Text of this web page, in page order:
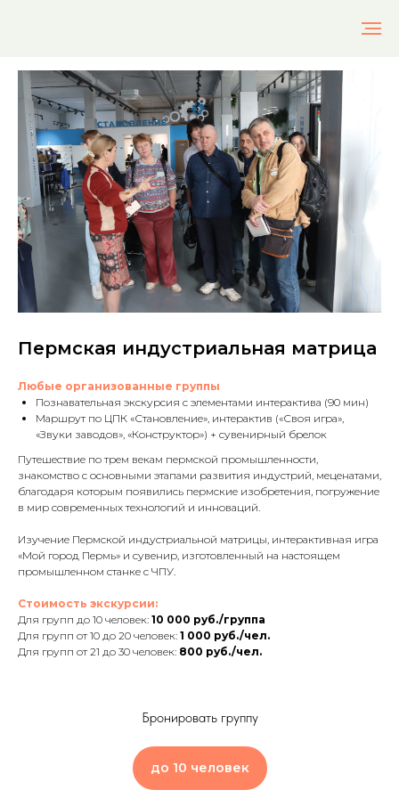
Пермская индустриальная матрица
Любые организованные группы
Познавательная экскурсия с элементами интерактива (90 мин)
Маршрут по ЦПК «Становление», интерактив («Своя игра»,
«Звуки заводов», «Конструктор») + сувенирный брелок
Путешествие по трем векам пермской промышленности,
знакомство с основными этапами развития индустрий, меценатами,
благодаря которым появились пермские изобретения, погружение
в мир современных технологий и инноваций.
Изучение Пермской индустриальной матрицы, интерактивная игра
«Мой город Пермь» и сувенир, изготовленный на настоящем
промышленном станке с ЧПУ.
Стоимость экскурсии:
Для групп до 10 человек: 10 000 руб./группа
Для групп от 10 до 20 человек: 1 000 руб./чел.
Для групп от 21 до 30 человек: 800 руб./чел.
Бронировать группу
до 10 человек